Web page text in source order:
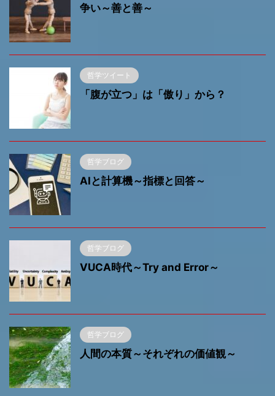
争い～善と善～
哲学ツイート
「腹が立つ」は「傲り」から？
哲学ブログ
AIと計算機～指標と回答～
哲学ブログ
VUCA時代～Try and Error～
哲学ブログ
人間の本質～それぞれの価値観～